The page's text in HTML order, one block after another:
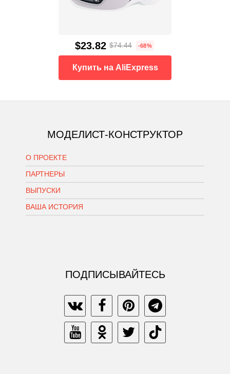
$23.82 $74.44 -68%
Купить на AliExpress
МОДЕЛИСТ-КОНСТРУКТОР
О ПРОЕКТЕ
ПАРТНЕРЫ
ВЫПУСКИ
ВАША ИСТОРИЯ
ПОДПИСЫВАЙТЕСЬ